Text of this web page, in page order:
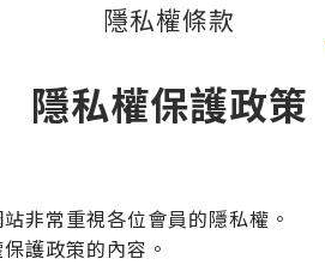
隱私權條款
隱私權保護政策
非常重視各位會員的隱私權。
護政策的內容。